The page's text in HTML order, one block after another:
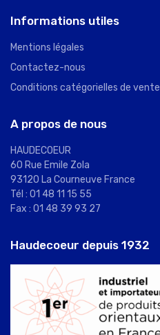
Informations utiles
Mentions légales
Contactez-nous
Conditions catégorielles de vente
A propos de nous
HAUDECOEUR
60 Rue Emile Zola
93120 La Courneuve France
Tél : 01 48 11 15 55
Fax : 01 48 39 93 27
Haudecoeur depuis 1932